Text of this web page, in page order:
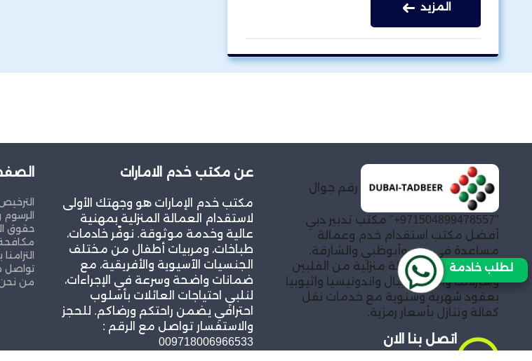
المزيد
رقم جوال
"971504899478557+" مكتب تدبير دبي
أفضل مكتب استقدام خدم وعمالة
مساعدة في دبي وأبوظبي والشارقة.
توفير خادمات وعمالة منزلية من الفلبين
وسيرلانكا والهند ونيبال واندونيسيا واثيوبيا
بعقود شهرية وسنوية مع خدمات نقل
كفالة وتنازل بأسعار رمزية.
اتصل بنا الان
عن مكتب خدم الامارات
مكتب خدم الإمارات هو وجهتك الأولى
لاستقدام العمالة المنزلية بمهنية
عالية وخدمة موثوقة. نوفّر خادمات،
طباخات، ومربيات أطفال من مختلف
الجنسيات الآسيوية والأفريقية، مع
ضمانات واضحة وسرعة في الإجراءات،
لنلبي احتياجات العائلات بأسلوب
احترافي يضمن راحتكم ورضاكم. للحجز
والاستفسار تواصل مع الرقم :
009718006966533
حقوق
مكافحة
تواصل
من
لطلب خادمة